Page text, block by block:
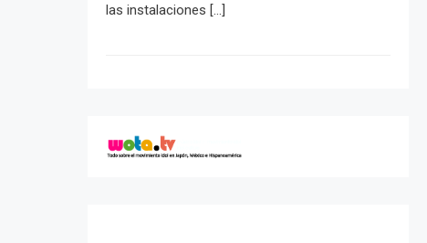
las instalaciones […]